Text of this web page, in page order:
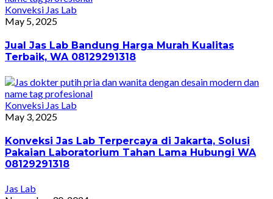
Konveksi Jas Lab
May 5, 2025
Jual Jas Lab Bandung Harga Murah Kualitas
Terbaik, WA 08129291318
Konveksi Jas Lab
May 3, 2025
Konveksi Jas Lab Terpercaya di Jakarta, Solusi
Pakaian Laboratorium Tahan Lama Hubungi WA
08129291318
Jas Lab